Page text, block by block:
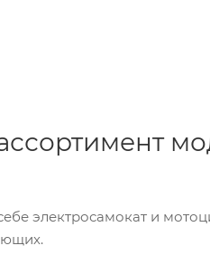
электросамокат и